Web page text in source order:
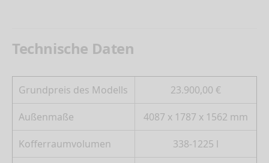
Technische Daten
Grundpreis des Modells 23.900,00 €
Außenmaße 4087 x 1787 x 1562 mm
Kofferraumvolumen 338-1225 l